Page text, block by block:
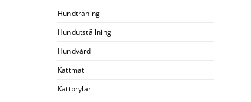
Hundträning
Hundutställning
Hundvård
Kattmat
Kattprylar